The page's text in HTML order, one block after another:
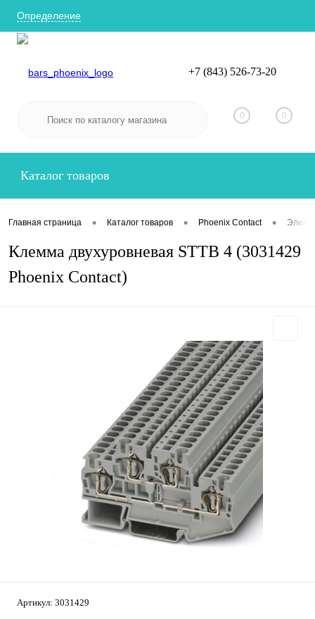
Определение
Вход
+7 (843) 526-73-20
0 0
Каталог товаров
Главная страница • Каталог товаров • Phoenix Contact •
Клемма двухуровневая STTB 4 (3031429
Phoenix Contact)
Артикул: 3031429